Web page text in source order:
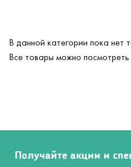
В данной категории пока нет
Все товары можно посмотреть
Получайте акции и